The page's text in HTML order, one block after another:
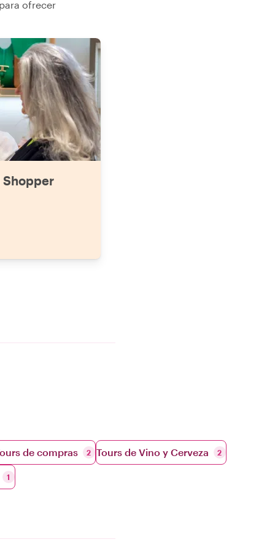
con una experta local fue fundamental.
ofrecer
Shopper
de compras 2 Tours de Vino y Cerveza 2
1